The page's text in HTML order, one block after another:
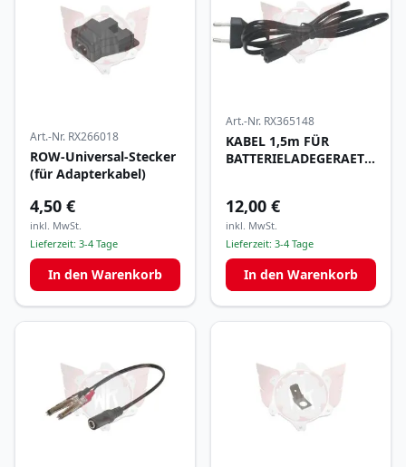
Art.-Nr. RX266018
ROW-Universal-Stecker
(für Adapterkabel)
4,50 €
inkl. MwSt.
Lieferzeit: 3-4 Tage
In den Warenkorb
Art.-Nr. RX365148
KABEL 1,5m FÜR
BATTERIELADEGERAET
12,00 €
inkl. MwSt.
Lieferzeit: 3-4 Tage
In den Warenkorb